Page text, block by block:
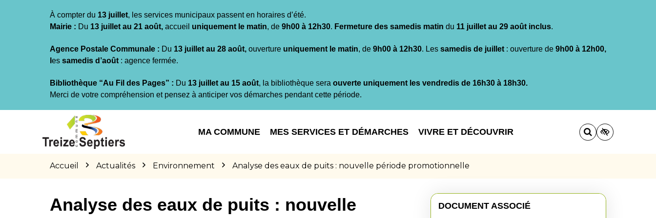
À compter du 13 juillet, les services municipaux passent en horaires d’été.
Mairie : Du 13 juillet au 21 août, accueil uniquement le matin, de 9h00 à 12h30. Fermeture des samedis matin du 11 juillet au 29 août inclus.
Agence Postale Communale : Du 13 juillet au 28 août, ouverture uniquement le matin, de 9h00 à 12h30. Les samedis de juillet : ouverture de 9h00 à 12h00,
es samedis d’août : agence fermée.
Bibliothèque “Au Fil des Pages” : Du 13 juillet au 15 août, la bibliothèque sera ouverte uniquement les vendredis de 16h30 à 18h30.
Merci de votre compréhension et pensez à anticiper vos démarches pendant cette période.
MA COMMUNE MES SERVICES ET DÉMARCHES VIVRE ET DÉCOUVRIR
Accueil Actualités Environnement Analyse des eaux de puits : nouvelle période promotionnelle
Analyse des eaux de puits : nouvelle
DOCUMENT ASSOCIÉ